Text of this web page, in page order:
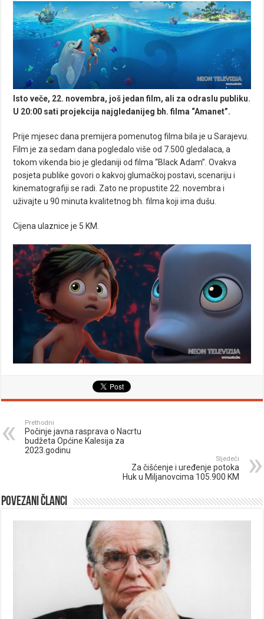
Isto veče, 22. novembra, još jedan film, ali za odraslu publiku.
U 20:00 sati projekcija najgledanijeg bh. filma “Amanet”.
Prije mjesec dana premijera pomenutog filma bila je u Sarajevu.
Film je za sedam dana pogledalo više od 7.500 gledalaca, a
tokom vikenda bio je gledaniji od filma “Black Adam”. Ovakva
posjeta publike govori o kakvoj glumačkoj postavi, scenariju i
kinematografiji se radi. Zato ne propustite 22. novembra i
uživajte u 90 minuta kvalitetnog bh. filma koji ima dušu.
Cijena ulaznice je 5 KM.
Prethodni
Počinje javna rasprava o Nacrtu
budžeta Općine Kalesija za
2023.godinu
Sljedeći
Za čišćenje i uređenje potoka
Huk u Miljanovcima 105.900 KM
Povezani članci